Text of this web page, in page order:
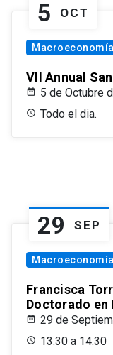
5 OCT
Macroeconomía
VII Annual
5 de Octubre
Todo el dia.
29 SEP
Macroeconomía
Francisca
Doctorado en
29 de
13:30 a 14:30